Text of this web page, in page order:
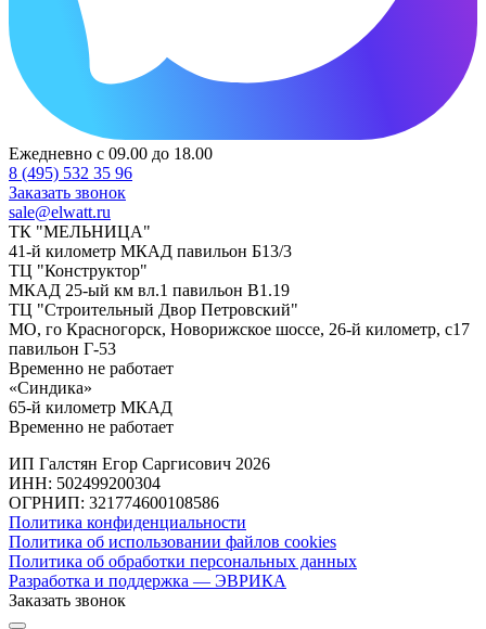
Ежедневно с 09.00 до 18.00
8 (495) 532 35 96
Заказать звонок
sale@elwatt.ru
ТК "МЕЛЬНИЦА"
41-й километр МКАД павильон Б13/3
ТЦ "Конструктор"
МКАД 25-ый км вл.1 павильон В1.19
ТЦ "Строительный Двор Петровский"
МО, го Красногорск, Новорижское шоссе, 26-й километр, с17
павильон Г-53
Временно не работает
«Синдика»
65-й километр МКАД
Временно не работает
ИП Галстян Егор Саргисович 2026
ИНН: 502499200304
ОГРНИП: 321774600108586
Политика конфиденциальности
Политика об использовании файлов cookies
Политика об обработки персональных данных
Разработка и поддержка — ЭВРИКА
Заказать звонок